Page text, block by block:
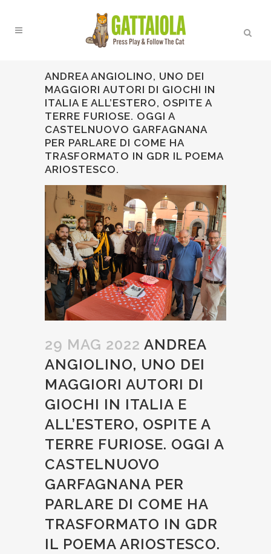
ANDREA ANGIOLINO, UNO DEI
MAGGIORI AUTORI DI GIOCHI IN
ITALIA E ALL’ESTERO, OSPITE A
TERRE FURIOSE. OGGI A
CASTELNUOVO GARFAGNANA
PER PARLARE DI COME HA
TRASFORMATO IN GDR IL POEMA
ARIOSTESCO.
29 MAG 2022 ANDREA
ANGIOLINO, UNO DEI
MAGGIORI AUTORI DI
GIOCHI IN ITALIA E
ALL’ESTERO, OSPITE A
TERRE FURIOSE. OGGI A
CASTELNUOVO
GARFAGNANA PER
PARLARE DI COME HA
TRASFORMATO IN GDR
IL POEMA ARIOSTESCO.